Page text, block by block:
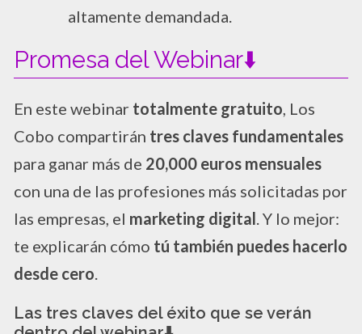
altamente demandada.
Promesa del Webinar⬇️
En este webinar totalmente gratuito, Los
Cobo compartirán tres claves fundamentales
para ganar más de 20,000 euros mensuales
con una de las profesiones más solicitadas por
las empresas, el marketing digital. Y lo mejor:
te explicarán cómo tú también puedes hacerlo
desde cero.
Las tres claves del éxito que se verán